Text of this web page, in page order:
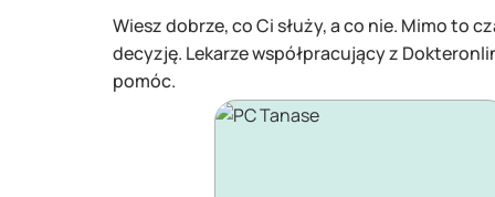
Wiesz dobrze, co Ci służy, a co nie. Mimo to
decyzję. Lekarze współpracujący z
pomóc.